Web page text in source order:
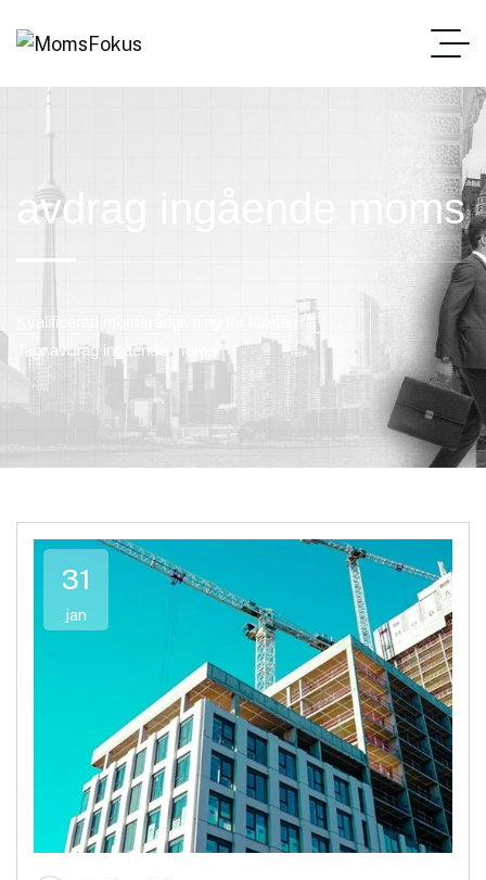
avdrag ingående moms
Kvalificerad momsrådgivning för företag
Tag: avdrag ingående moms
31
jan